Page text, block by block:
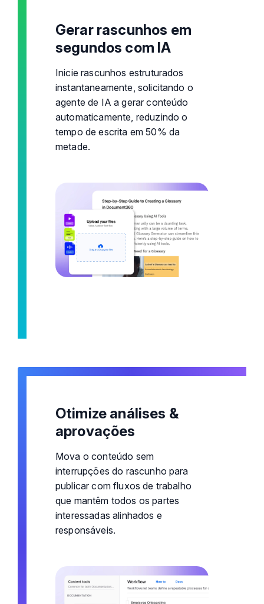
Gerar rascunhos em
segundos com IA
Inicie rascunhos estruturados
instantaneamente, solicitando o
agente de IA a gerar conteúdo
automaticamente, reduzindo o
tempo de escrita em 50% da
metade.
Otimize análises &
aprovações
Mova o conteúdo sem
interrupções do rascunho para
publicar com fluxos de trabalho
que mantêm todos os partes
interessadas alinhados e
responsáveis.